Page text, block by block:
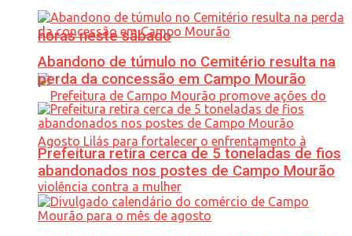
horas neste sábado
Abandono de túmulo no Cemitério resulta na
perda da concessão em Campo Mourão
Prefeitura retira cerca de 5 toneladas de fios
abandonados nos postes de Campo Mourão